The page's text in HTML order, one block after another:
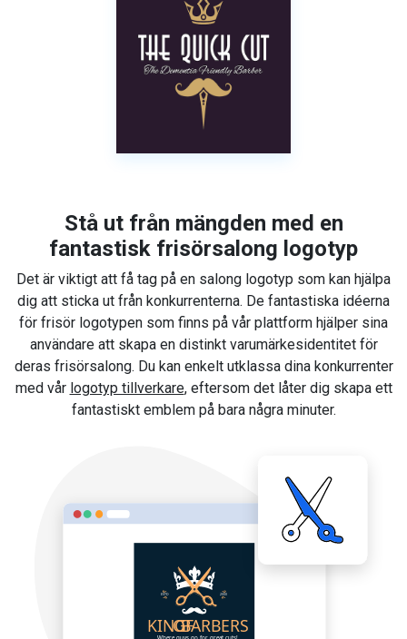
Stå ut från mängden med en
fantastisk frisörsalong logotyp
Det är viktigt att få tag på en salong logotyp som kan hjälpa
dig att sticka ut från konkurrenterna. De fantastiska idéerna
för frisör logotypen som finns på vår plattform hjälper sina
användare att skapa en distinkt varumärkesidentitet för
deras frisörsalong. Du kan enkelt utklassa dina konkurrenter
med vår logotyp tillverkare, eftersom det låter dig skapa ett
fantastiskt emblem på bara några minuter.